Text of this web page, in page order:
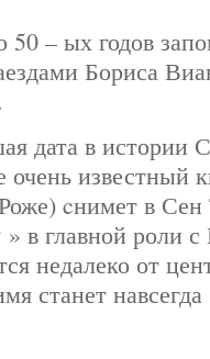
– ых годов
Бориса
дата в истории
известный
cнимет в
в главной роли
недалеко от
станет